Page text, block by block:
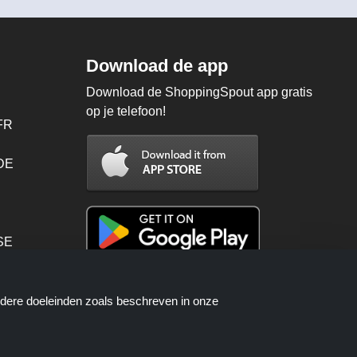
Download de app
Download de ShoppingSpout app gratis
op je telefoon!
doeleinden zoals beschreven in onze